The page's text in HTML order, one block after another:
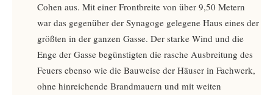
Cohen aus. Mit einer Frontbreite von über 9,50 Metern
war das gegenüber der Synagoge gelegene Haus eines der
größten in der ganzen Gasse. Der starke Wind und die
Enge der Gasse begünstigten die rasche Ausbreitung des
Feuers ebenso wie die Bauweise der Häuser in Fachwerk,
ohne hinreichende Brandmauern und mit weiten